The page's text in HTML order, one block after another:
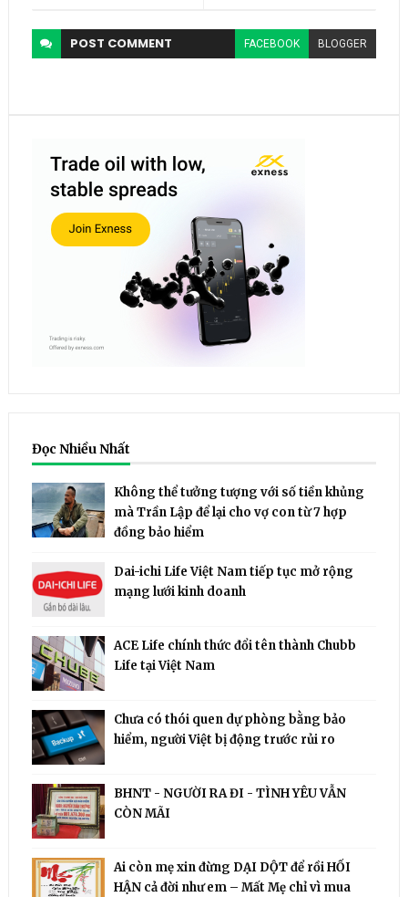
POST COMMENT FACEBOOK BLOGGER
Đọc Nhiều Nhất
Không thể tưởng tượng với số tiền khủng
mà Trần Lập để lại cho vợ con từ 7 hợp
đồng bảo hiểm
Dai-ichi Life Việt Nam tiếp tục mở rộng
mạng lưới kinh doanh
ACE Life chính thức đổi tên thành Chubb
Life tại Việt Nam
Chưa có thói quen dự phòng bằng bảo
hiểm, người Việt bị động trước rủi ro
BHNT - NGƯỜI RA ĐI - TÌNH YÊU VẪN
CÒN MÃI
Ai còn mẹ xin đừng DẠI DỘT để rồi HỐI
HẬN cả đời như em – Mất Mẹ chỉ vì mua